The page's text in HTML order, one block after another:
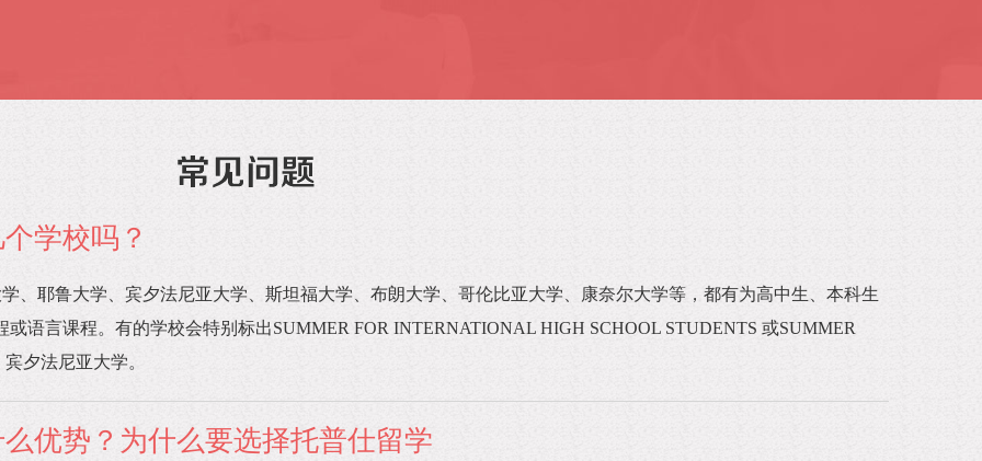
学校吗？
、耶鲁大学、宾夕法尼亚大学、斯坦福大学、布朗大学、哥伦比亚大学、康奈尔大学等，都有为高中生、本科生
语言课程。有的学校会特别标出SUMMER FOR INTERNATIONAL HIGH SCHOOL STUDENTS 或SUMMER
夕法尼亚大学。
么优势？为什么要选择托普仕留学